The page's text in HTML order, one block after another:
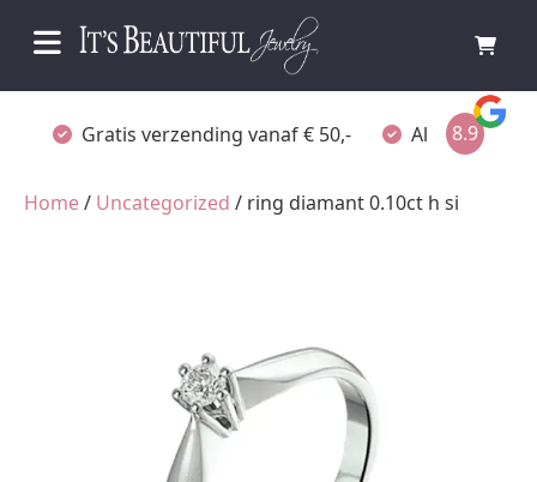
Gratis verzending vanaf € 50,- Altijd verpakt
8.9
Home/ Uncategorized / ring diamant 0.10ct h si